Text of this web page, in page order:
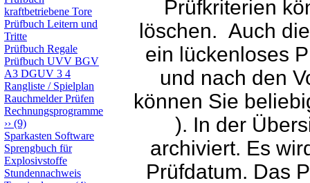
kraftbetriebene Tore
Prüfbuch Leitern und
Tritte
Prüfbuch Regale
Prüfbuch UVV BGV
A3 DGUV 3 4
Rangliste / Spielplan
Rauchmelder Prüfen
Rechnungsprogramme
›› (9)
Sparkasten Software
Sprengbuch für
Explosivstoffe
Stundennachweis
Prüfkriterien
löschen. Auch
ein lückenloses
und nach den
können Sie
). In der
archiviert. Es
Prüfdatum. Das